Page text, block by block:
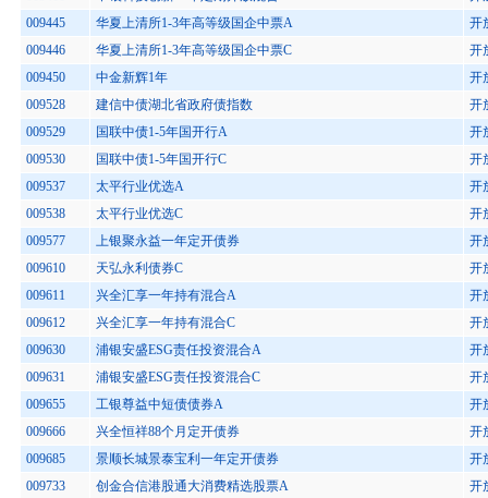
009445
华夏上清所1-3年高等级国企中票A
开
009446
华夏上清所1-3年高等级国企中票C
开
009450
中金新辉1年
开
009528
建信中债湖北省政府债指数
开
009529
国联中债1-5年国开行A
开
009530
国联中债1-5年国开行C
开
009537
太平行业优选A
开
009538
太平行业优选C
开
009577
上银聚永益一年定开债券
开
009610
天弘永利债券C
开
009611
兴全汇享一年持有混合A
开
009612
兴全汇享一年持有混合C
开
009630
浦银安盛ESG责任投资混合A
开
009631
浦银安盛ESG责任投资混合C
开
009655
工银尊益中短债债券A
开
009666
兴全恒祥88个月定开债券
开
009685
景顺长城景泰宝利一年定开债券
开
009733
创金合信港股通大消费精选股票A
开